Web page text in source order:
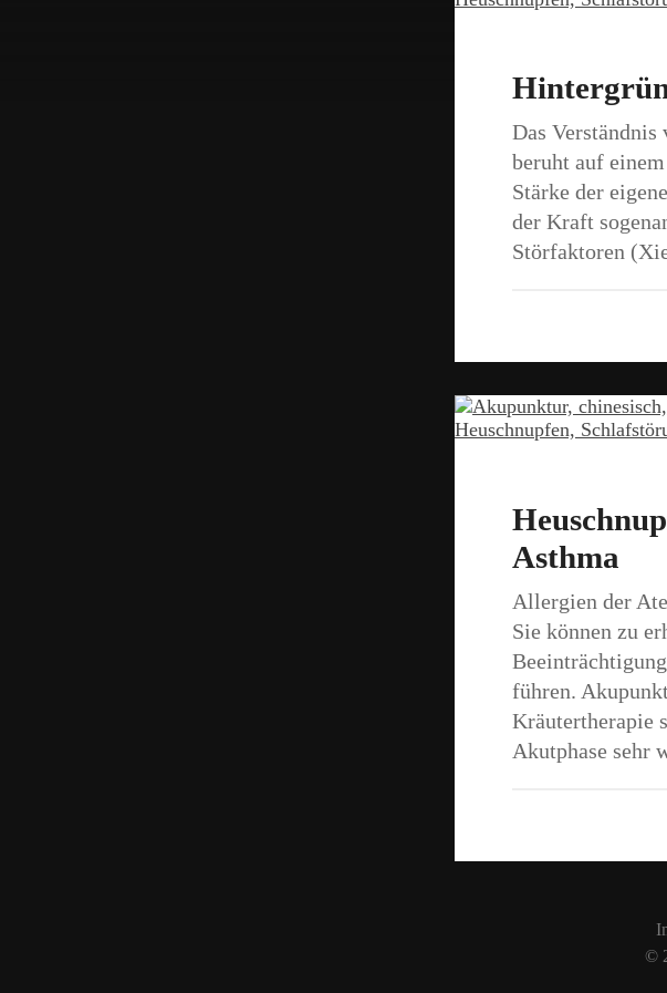
Das
beruht auf
Stärke der
der Kraft
Störfaktoren
Asthma
Allergien der
Sie können zu
führen.
Kräutertherapie
Akutphase sehr
©